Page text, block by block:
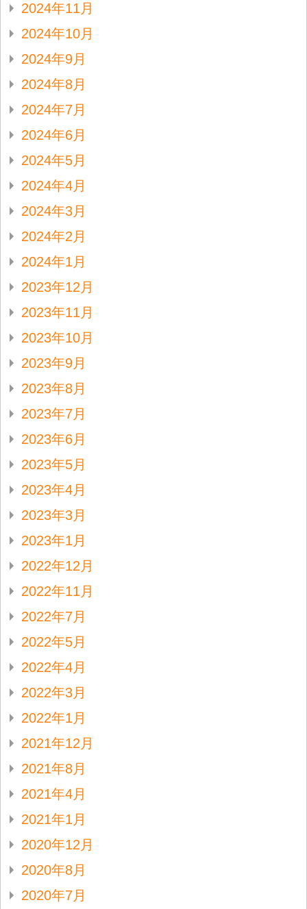
2024年11月
2024年10月
2024年9月
2024年8月
2024年7月
2024年6月
2024年5月
2024年4月
2024年3月
2024年2月
2024年1月
2023年12月
2023年11月
2023年10月
2023年9月
2023年8月
2023年7月
2023年6月
2023年5月
2023年4月
2023年3月
2023年1月
2022年12月
2022年11月
2022年7月
2022年5月
2022年4月
2022年3月
2022年1月
2021年12月
2021年8月
2021年4月
2021年1月
2020年12月
2020年8月
2020年7月